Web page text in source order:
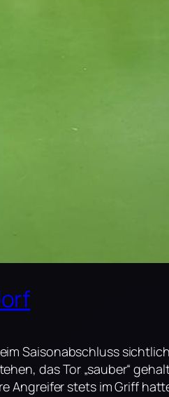
Saisonabschluss
das Tor „sauber“
Angreifer stets im Griff